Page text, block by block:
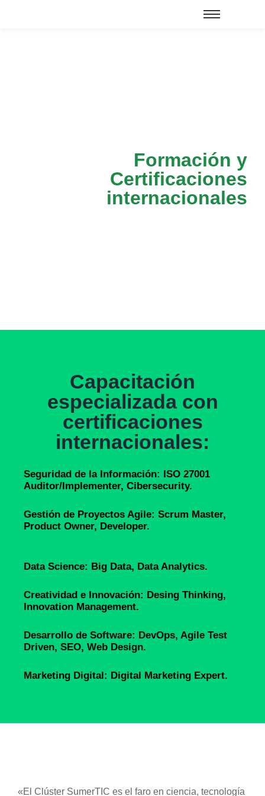
Formación y
Certificaciones
internacionales
Capacitación
especializada con
certificaciones
internacionales:
Seguridad de la Información: ISO 27001
Auditor/Implementer, Cibersecurity.
Gestión de Proyectos Agile: Scrum Master,
Product Owner, Developer.
Data Science: Big Data, Data Analytics.
Creatividad e Innovación: Desing Thinking,
Innovation Management.
Desarrollo de Software: DevOps, Agile Test
Driven, SEO, Web Design.
Marketing Digital: Digital Marketing Expert.
«El Clúster SumerTIC es el faro en ciencia, tecnología